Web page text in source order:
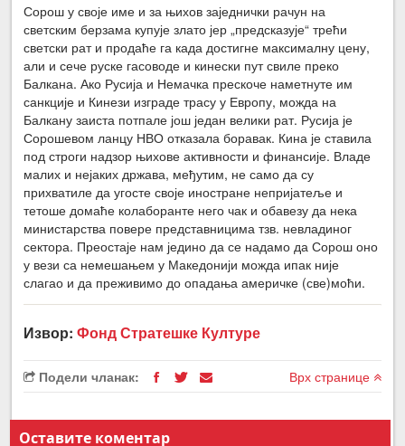
Сорош у своје име и за њихов заједнички рачун на
светским берзама купује злато јер „предсказује“ трећи
светски рат и продаће га када достигне максималну цену,
али и сече руске гасоводе и кинески пут свиле преко
Балкана. Ако Русија и Немачка прескоче наметнуте им
санкције и Кинези изграде трасу у Европу, можда на
Балкану заиста потпале још један велики рат. Русија је
Сорошевом ланцу НВО отказала боравак. Кина је ставила
под строги надзор њихове активности и финансије. Владе
малих и нејаких држава, међутим, не само да су
прихватиле да угосте своје иностране непријатеље и
тетоше домаће колаборанте него чак и обавезу да нека
министарства повере представницима тзв. невладиног
сектора. Преостаје нам једино да се надамо да Сорош оно
у вези са немешањем у Македонији можда ипак није
слагао и да преживимо до опадања америчке (све)моћи.
Извор:Фонд Стратешке Културе
Подели чланак: Врх странице
Оставите коментар